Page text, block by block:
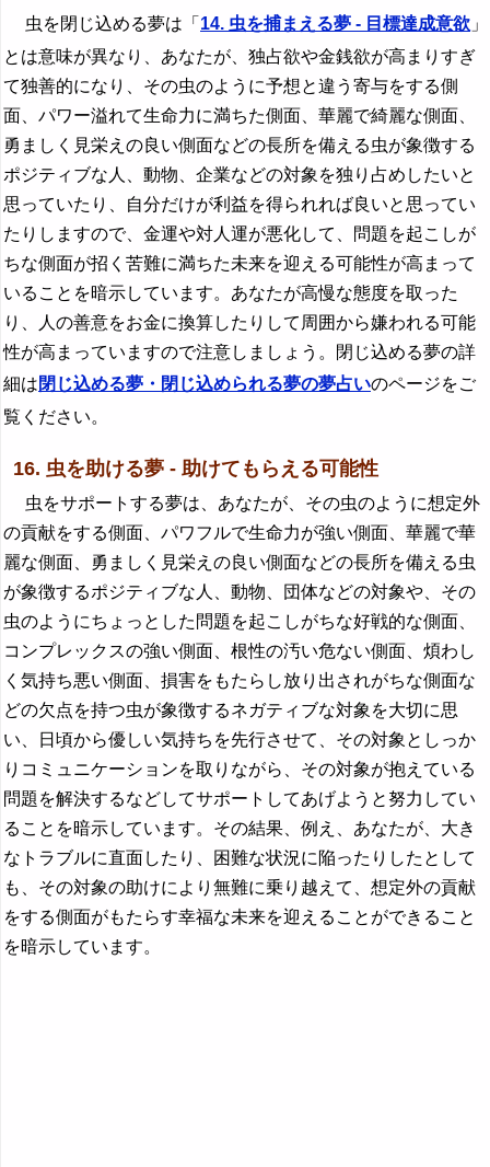
虫を閉じ込める夢は「 14. 虫を捕まえる夢 - 目標達成意欲 」
とは意味が異なり、あなたが、独占欲や金銭欲が高まりすぎ
て独善的になり、その虫のように予想と違う寄与をする側
面、パワー溢れて生命力に満ちた側面、華麗で綺麗な側面、
勇ましく見栄えの良い側面などの長所を備える虫が象徴する
ポジティブな人、動物、企業などの対象を独り占めしたいと
思っていたり、自分だけが利益を得られれば良いと思ってい
たりしますので、金運や対人運が悪化して、問題を起こしが
ちな側面が招く苦難に満ちた未来を迎える可能性が高まって
いることを暗示しています。あなたが高慢な態度を取った
り、人の善意をお金に換算したりして周囲から嫌われる可能
性が高まっていますので注意しましょう。閉じ込める夢の詳
細は閉じ込める夢・閉じ込められる夢の夢占いのページをご
覧ください。
16. 虫を助ける夢 - 助けてもらえる可能性
虫をサポートする夢は、あなたが、その虫のように想定外
の貢献をする側面、パワフルで生命力が強い側面、華麗で華
麗な側面、勇ましく見栄えの良い側面などの長所を備える虫
が象徴するポジティブな人、動物、団体などの対象や、その
虫のようにちょっとした問題を起こしがちな好戦的な側面、
コンプレックスの強い側面、根性の汚い危ない側面、煩わし
く気持ち悪い側面、損害をもたらし放り出されがちな側面な
どの欠点を持つ虫が象徴するネガティブな対象を大切に思
い、日頃から優しい気持ちを先行させて、その対象としっか
りコミュニケーションを取りながら、その対象が抱えている
問題を解決するなどしてサポートしてあげようと努力してい
ることを暗示しています。その結果、例え、あなたが、大き
なトラブルに直面したり、困難な状況に陥ったりしたとして
も、その対象の助けにより無難に乗り越えて、想定外の貢献
をする側面がもたらす幸福な未来を迎えることができること
を暗示しています。